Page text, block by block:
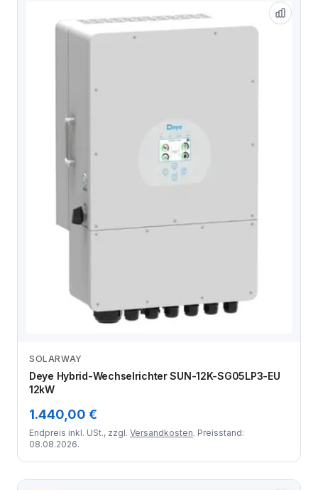
SOLARWAY
Deye Hybrid-Wechselrichter SUN-12K-SG05LP3-EU
12kW
1.440,00 €
Endpreis inkl. USt., zzgl. Versandkosten. Preisstand:
08.08.2026.